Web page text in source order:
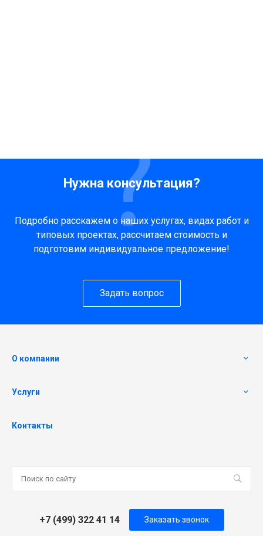
Нужна консультация?
Подробно расскажем о наших услугах, видах работ и
типовых проектах, рассчитаем стоимость и
подготовим индивидуальное предложение!
Задать вопрос
О компании
Услуги
Контакты
+7 (499) 322 41 14 Заказать звонок